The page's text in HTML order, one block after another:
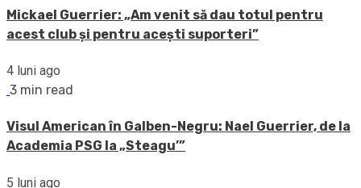
Mickael Guerrier: „Am venit să dau totul pentru
acest club și pentru acești suporteri”
4 luni ago
3 min read
Visul American în Galben-Negru: Nael Guerrier, de la
Academia PSG la „Steagu’”
5 luni ago